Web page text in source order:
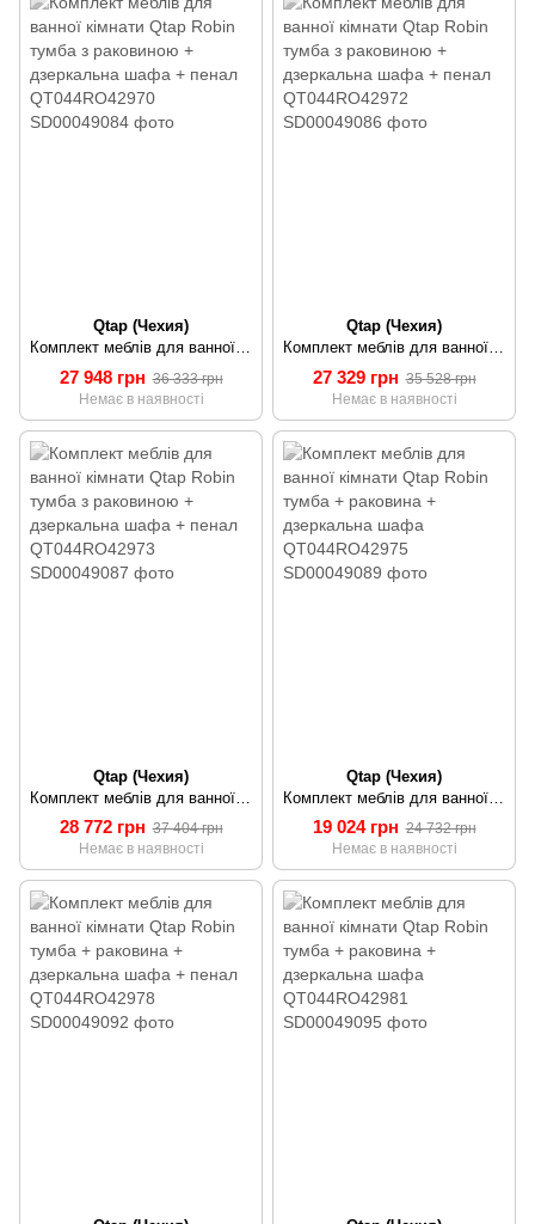
Qtap (Чехия)
Комплект меблів для ванної кімнати Qtap Robin тумба з раковиною + дзеркальна шафа + пенал QT044RO42970
27 948 грн 36 333 грн
Немає в наявності
Qtap (Чехия)
Комплект меблів для ванної кімнати Qtap Robin тумба з раковиною + дзеркальна шафа + пенал QT044RO42972
27 329 грн 35 528 грн
Немає в наявності
Qtap (Чехия)
28 772 грн 37 404 грн
Немає в наявності
Qtap (Чехия)
19 024 грн 24 732 грн
Немає в наявності